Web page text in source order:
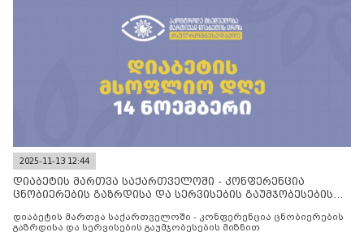
2025-11-13 12:44
დიაბეტის მართვა საქართველოში - კონფერენცია
ცნობიერების გაზრდისა და სერვისების გაუმჯობესების
დიაბეტის მართვა საქართველოში - კონფერენცია ცნობიერების
გაზრდისა და სერვისების გაუმჯობესების მიზნით